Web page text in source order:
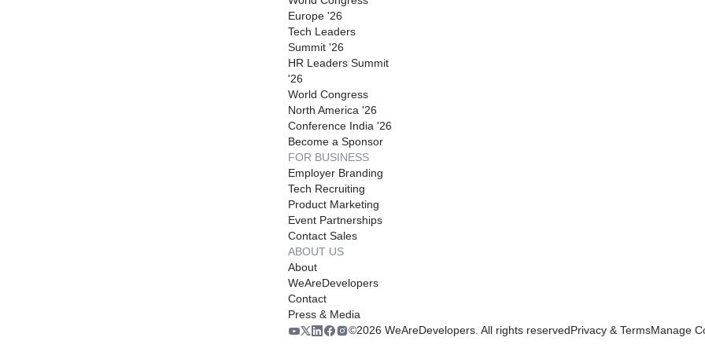
Europe '26
Tech Leaders
Summit '26
HR Leaders Summit
'26
World Congress
North America '26
Conference India '26
Become a Sponsor
FOR BUSINESS
Employer Branding
Tech Recruiting
Product Marketing
Event Partnerships
Contact Sales
ABOUT US
About
WeAreDevelopers
Contact
Press & Media
©2026 WeAreDevelopers. All rights reservedPrivacy & TermsManage